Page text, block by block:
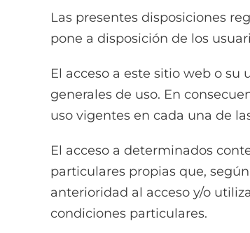
Las presentes disposiciones
pone a disposición de los
El acceso a este sitio web o
generales de uso. En
uso vigentes en cada una de
El acceso a determinados
particulares propias que,
anterioridad al acceso y/o
condiciones particulares.